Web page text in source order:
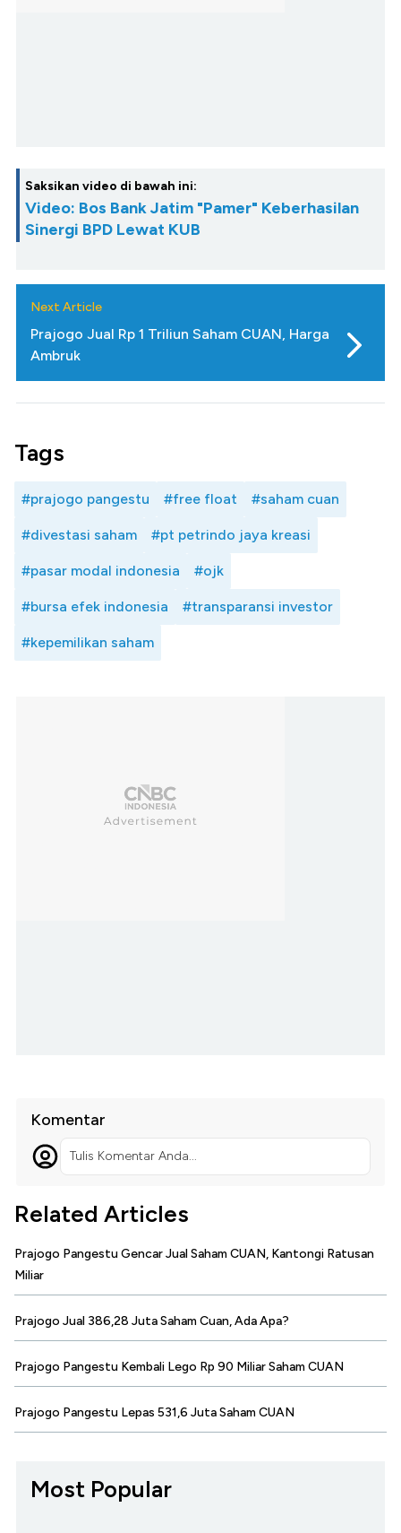
Saksikan video di bawah ini:
Video: Bos Bank Jatim "Pamer" Keberhasilan
Sinergi BPD Lewat KUB
Next Article
Prajogo Jual Rp 1 Triliun Saham CUAN, Harga
Ambruk
Tags
#prajogo pangestu #free float #saham cuan
#divestasi saham #pt petrindo jaya kreasi
#pasar modal indonesia #ojk
#bursa efek indonesia #transparansi investor
#kepemilikan saham
Komentar
Tulis Komentar Anda...
Related Articles
Prajogo Pangestu Gencar Jual Saham CUAN, Kantongi Ratusan
Miliar
Prajogo Jual 386,28 Juta Saham Cuan, Ada Apa?
Prajogo Pangestu Kembali Lego Rp 90 Miliar Saham CUAN
Prajogo Pangestu Lepas 531,6 Juta Saham CUAN
Most Popular